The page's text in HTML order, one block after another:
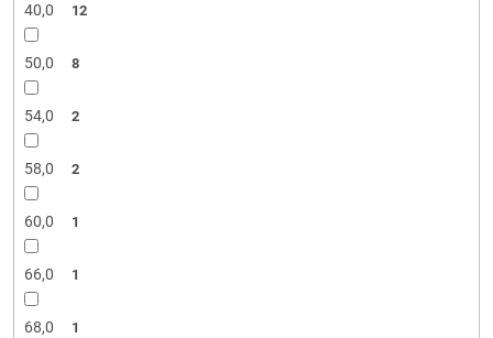
40,0 12
50,0 8
54,0 2
58,0 2
60,0 1
66,0 1
68,0 1